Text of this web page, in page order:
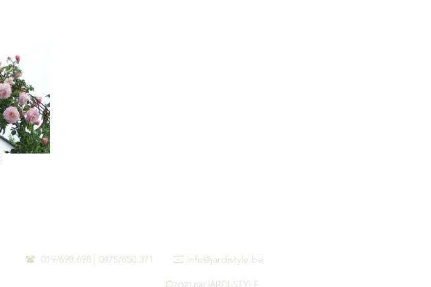
( 019/698.698 | 0475/650.371 * info@jardistyle.be